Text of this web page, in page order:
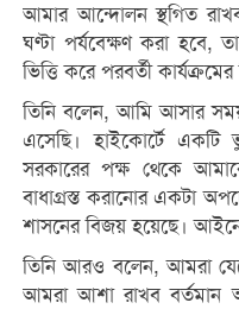
আমার আন্দোলন স্থগিত
ঘণ্টা পর্যবেক্ষণ করা হবে,
ভিত্তি করে পরবর্তী
তিনি বলেন, আমি আসার
এসেছি। হাইকোর্টে একটি
সরকারের পক্ষ থেকে
বাধাগ্রস্ত করানোর একটা
শাসনের বিজয় হয়েছে।
তিনি আরও বলেন, আমরা
আমরা আশা রাখব বর্তমান